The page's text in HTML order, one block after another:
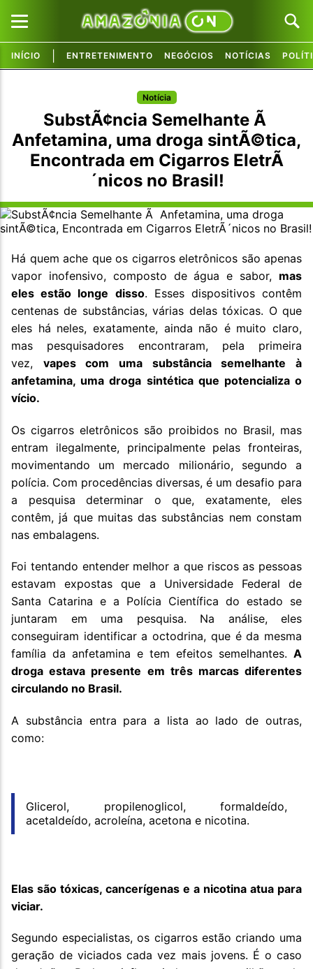
INÍCIO ENTRETENIMENTO NEGÓCIOS NOTÍCIAS
Notícia
SubstÃ¢ncia Semelhante Ã
Anfetamina, uma droga sintÃ©tica,
Encontrada em Cigarros EletrÃ
´nicos no Brasil!
Há quem ache que os cigarros eletrônicos são apenas
vapor inofensivo, composto de água e sabor, mas
eles estão longe disso. Esses dispositivos contêm
centenas de substâncias, várias delas tóxicas. O que
eles há neles, exatamente, ainda não é muito claro,
mas pesquisadores encontraram, pela primeira
vez, vapes com uma substância semelhante à
anfetamina, uma droga sintética que potencializa o
vício.
Os cigarros eletrônicos são proibidos no Brasil, mas
entram ilegalmente, principalmente pelas fronteiras,
movimentando um mercado milionário, segundo a
polícia. Com procedências diversas, é um desafio para
a pesquisa determinar o que, exatamente, eles
contêm, já que muitas das substâncias nem constam
nas embalagens.
Foi tentando entender melhor a que riscos as pessoas
estavam expostas que a Universidade Federal de
Santa Catarina e a Polícia Científica do estado se
juntaram em uma pesquisa. Na análise, eles
conseguiram identificar a octodrina, que é da mesma
família da anfetamina e tem efeitos semelhantes. A
droga estava presente em três marcas diferentes
circulando no Brasil.
A substância entra para a lista ao lado de outras,
como:
Glicerol, propilenoglicol, formaldeído,
acetaldeído, acroleína, acetona e nicotina.
Elas são tóxicas, cancerígenas e a nicotina atua para
viciar.
Segundo especialistas, os cigarros estão criando uma
geração de viciados cada vez mais jovens. É o caso